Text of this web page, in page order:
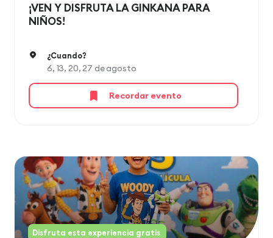
¡VEN Y DISFRUTA LA GINKANA PARA
NIÑOS!
¿Cuando?
6, 13, 20, 27 de agosto
Recordar evento
Disfruta esta experiencia gratis